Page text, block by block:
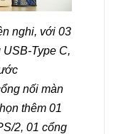
nghi, với 03
Type C,
nối màn
thêm 01
2, 01 cổng